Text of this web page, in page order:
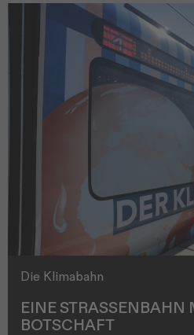
Die Klimabahn
EINE STRASSENBAHN
OTSCHAFT